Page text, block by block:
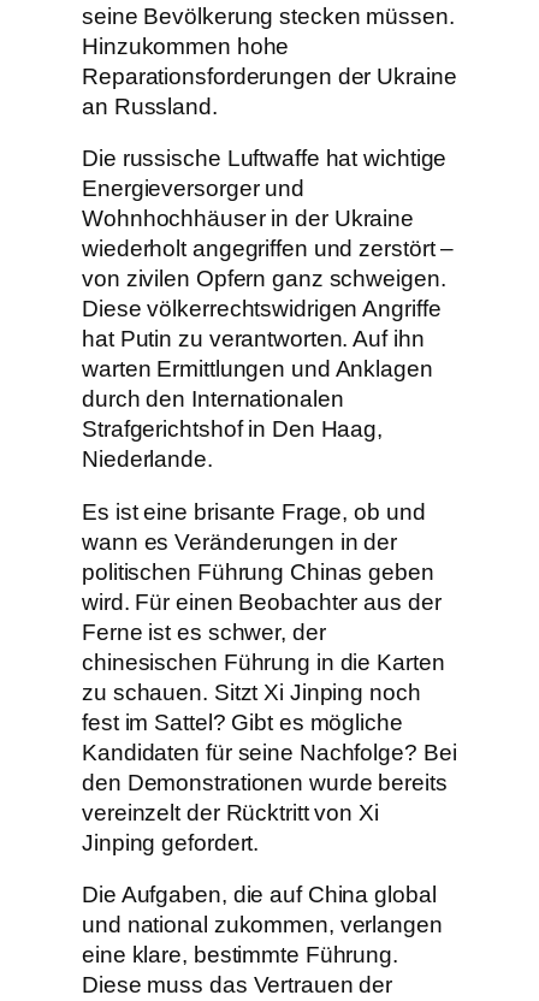
seine Bevölkerung stecken müssen.
Hinzukommen hohe
Reparationsforderungen der Ukraine
an Russland.
Die russische Luftwaffe hat wichtige
Energieversorger und
Wohnhochhäuser in der Ukraine
wiederholt angegriffen und zerstört –
von zivilen Opfern ganz schweigen.
Diese völkerrechtswidrigen Angriffe
hat Putin zu verantworten. Auf ihn
warten Ermittlungen und Anklagen
durch den Internationalen
Strafgerichtshof in Den Haag,
Niederlande.
Es ist eine brisante Frage, ob und
wann es Veränderungen in der
politischen Führung Chinas geben
wird. Für einen Beobachter aus der
Ferne ist es schwer, der
chinesischen Führung in die Karten
zu schauen. Sitzt Xi Jinping noch
fest im Sattel? Gibt es mögliche
Kandidaten für seine Nachfolge? Bei
den Demonstrationen wurde bereits
vereinzelt der Rücktritt von Xi
Jinping gefordert.
Die Aufgaben, die auf China global
und national zukommen, verlangen
eine klare, bestimmte Führung.
Diese muss das Vertrauen der